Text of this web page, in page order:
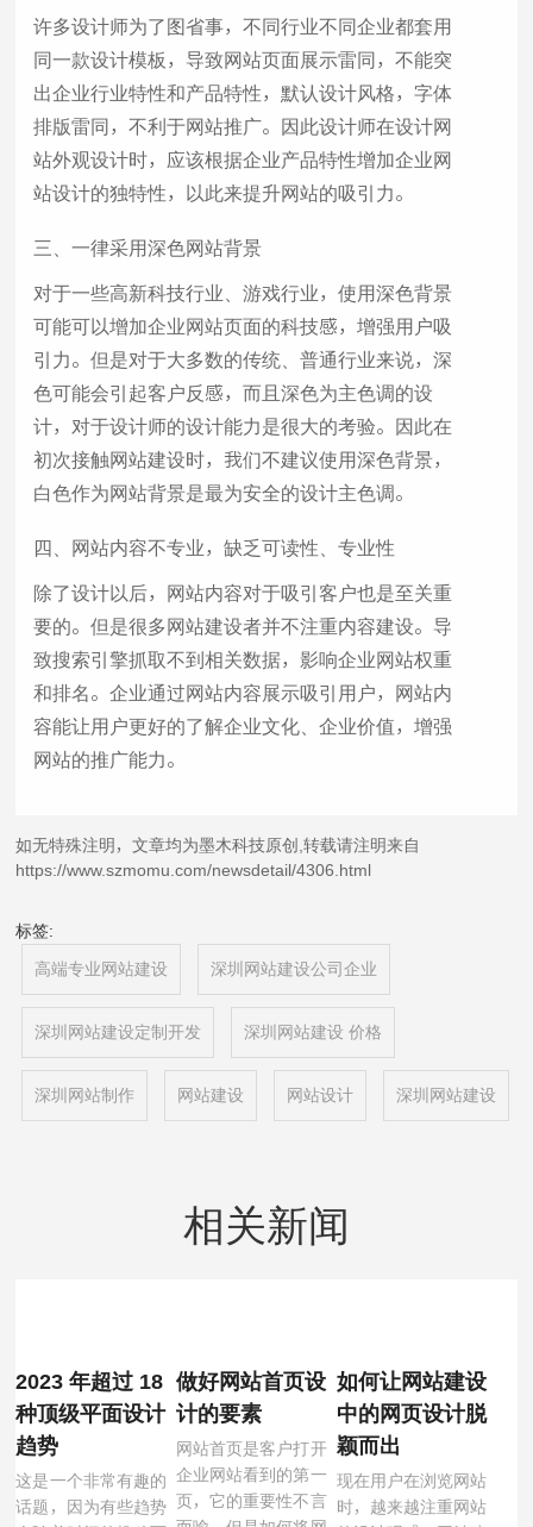
许多设计师为了图省事，不同行业不同企业都套用
同一款设计模板，导致网站页面展示雷同，不能突
出企业行业特性和产品特性，默认设计风格，字体
排版雷同，不利于网站推广。因此设计师在设计网
站外观设计时，应该根据企业产品特性增加企业网
站设计的独特性，以此来提升网站的吸引力。
三、一律采用深色网站背景
对于一些高新科技行业、游戏行业，使用深色背景
可能可以增加企业网站页面的科技感，增强用户吸
引力。但是对于大多数的传统、普通行业来说，深
色可能会引起客户反感，而且深色为主色调的设
计，对于设计师的设计能力是很大的考验。因此在
初次接触网站建设时，我们不建议使用深色背景，
白色作为网站背景是最为安全的设计主色调。
四、网站内容不专业，缺乏可读性、专业性
除了设计以后，网站内容对于吸引客户也是至关重
要的。但是很多网站建设者并不注重内容建设。导
致搜索引擎抓取不到相关数据，影响企业网站权重
和排名。企业通过网站内容展示吸引用户，网站内
容能让用户更好的了解企业文化、企业价值，增强
网站的推广能力。
如无特殊注明，文章均为墨木科技原创,转载请注明来自
https://www.szmomu.com/newsdetail/4306.html
标签:
高端专业网站建设 深圳网站建设公司企业
深圳网站建设定制开发 深圳网站建设 价格
深圳网站制作 网站建设 网站设计 深圳网站建设
相关新闻
2023 年超过 18
种顶级平面设计
趋势
这是一个非常有趣的
话题，因为有些趋势
做好网站首页设
计的要素
网站首页是客户打开
企业网站看到的第一
页，它的重要性不言
如何让网站建设
中的网页设计脱
颖而出
现在用户在浏览网站
时，越来越注重网站